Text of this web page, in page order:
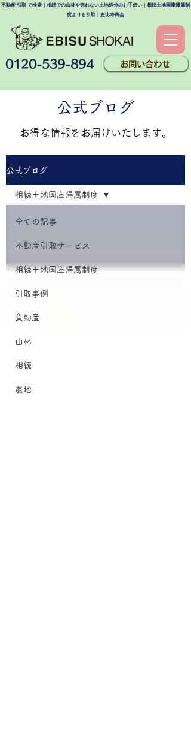
不動産 引取 で検索｜相続での山林や売れない土地処分のお手伝い｜相続土地国庫帰属制
度よりも引取｜恵比寿商会
0120-539-894 お問い合わせ
公式ブログ
​お得な情報をお届けいたします。
公式ブログ
全ての記事
不動産引取サービス
相続土地国庫帰属制度
引取事例
負動産
山林
相続
農地
相続土地国庫帰属制度